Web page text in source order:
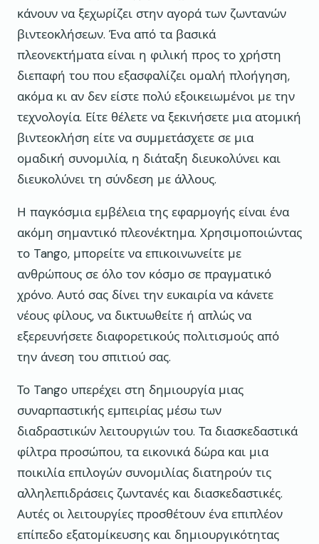
κάνουν να ξεχωρίζει στην αγορά των ζωντανών
βιντεοκλήσεων. Ένα από τα βασικά
πλεονεκτήματα είναι η φιλική προς το χρήστη
διεπαφή του που εξασφαλίζει ομαλή πλοήγηση,
ακόμα κι αν δεν είστε πολύ εξοικειωμένοι με την
τεχνολογία. Είτε θέλετε να ξεκινήσετε μια ατομική
βιντεοκλήση είτε να συμμετάσχετε σε μια
ομαδική συνομιλία, η διάταξη διευκολύνει και
διευκολύνει τη σύνδεση με άλλους.
Η παγκόσμια εμβέλεια της εφαρμογής είναι ένα
ακόμη σημαντικό πλεονέκτημα. Χρησιμοποιώντας
το Tango, μπορείτε να επικοινωνείτε με
ανθρώπους σε όλο τον κόσμο σε πραγματικό
χρόνο. Αυτό σας δίνει την ευκαιρία να κάνετε
νέους φίλους, να δικτυωθείτε ή απλώς να
εξερευνήσετε διαφορετικούς πολιτισμούς από
την άνεση του σπιτιού σας.
Το Tango υπερέχει στη δημιουργία μιας
συναρπαστικής εμπειρίας μέσω των
διαδραστικών λειτουργιών του. Τα διασκεδαστικά
φίλτρα προσώπου, τα εικονικά δώρα και μια
ποικιλία επιλογών συνομιλίας διατηρούν τις
αλληλεπιδράσεις ζωντανές και διασκεδαστικές.
Αυτές οι λειτουργίες προσθέτουν ένα επιπλέον
επίπεδο εξατομίκευσης και δημιουργικότητας